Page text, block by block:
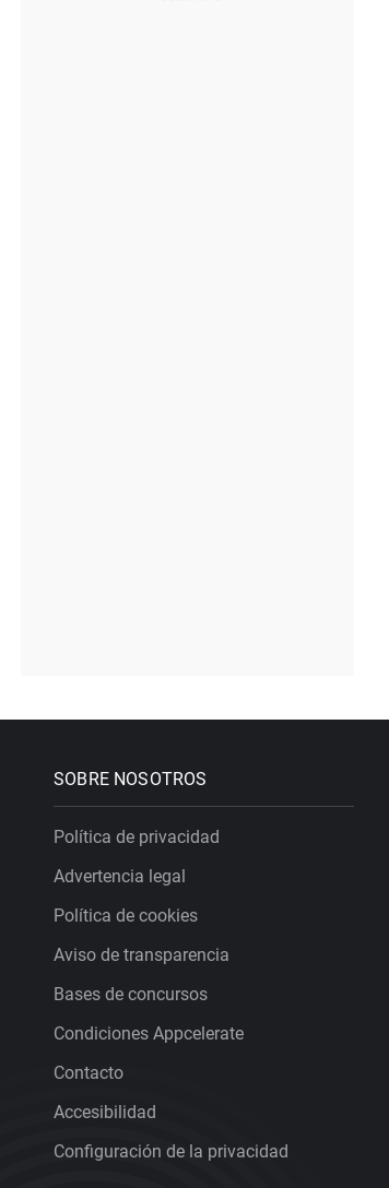
SOBRE NOSOTROS
Política de privacidad
Advertencia legal
Política de cookies
Aviso de transparencia
Bases de concursos
Condiciones Appcelerate
Contacto
Accesibilidad
Configuración de la privacidad